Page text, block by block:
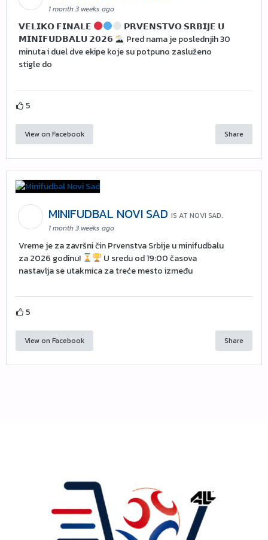
1 month 3 weeks ago
𝗩𝗘𝗟𝗜𝗞𝗢 𝗙𝗜𝗡𝗔𝗟𝗘
𝗣𝗥𝗩𝗘𝗡𝗦𝗧𝗩𝗢 𝗦𝗥𝗕𝗜𝗝𝗘 𝗨
𝗠𝗜𝗡𝗜𝗙𝗨𝗗𝗕𝗔𝗟𝗨 𝟮𝟬𝟮𝟲
Pred nama je poslednjih 30
minuta i duel dve ekipe koje su potpuno zasluženo
stigle do
5
View on Facebook Share
MINIFUDBAL NOVI SAD IS AT NOVI SAD.
1 month 3 weeks ago
Vreme je za završni čin Prvenstva Srbije u minifudbalu
za 2026 godinu!
U sredu od 19:00 časova
nastavlja se utakmica za treće mesto između
5
View on Facebook Share